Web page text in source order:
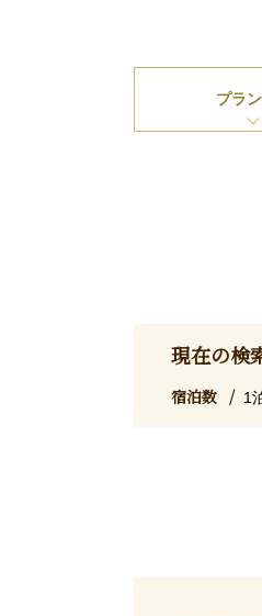
プラン
現在の検
宿泊数 1